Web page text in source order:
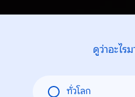
ดูว่าอะไร
ทั่วโลก